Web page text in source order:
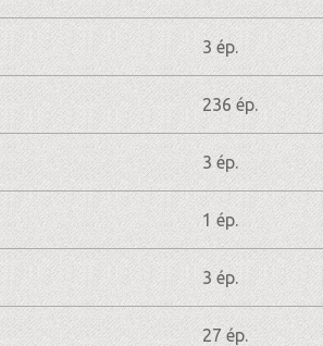
3 ép.
236 ép.
3 ép.
1 ép.
3 ép.
27 ép.